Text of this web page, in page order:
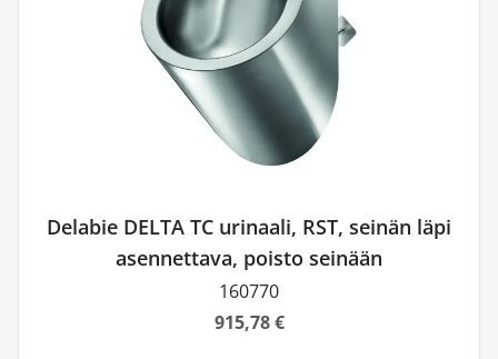
Delabie DELTA TC urinaali, RST, seinän läpi
asennettava, poisto seinään
160770
915,78 €